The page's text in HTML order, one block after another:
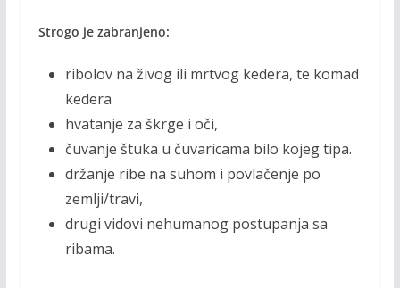
Strogo je zabranjeno:
ribolov na živog ili mrtvog kedera, te komad
kedera
hvatanje za škrge i oči,
čuvanje štuka u čuvaricama bilo kojeg tipa.
držanje ribe na suhom i povlačenje po
zemlji/travi,
drugi vidovi nehumanog postupanja sa
ribama.